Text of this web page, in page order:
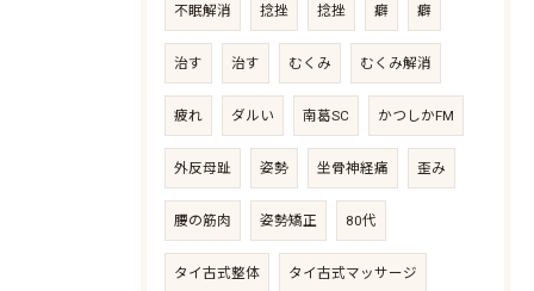
不眠解消 捻挫 捻挫 癖 癖
治す 治す むくみ むくみ解消
疲れ ダルい 南葛SC かつしかFM
外反母趾 姿勢 坐骨神経痛 歪み
腰の筋肉 姿勢矯正 80代
タイ古式整体 タイ古式マッサージ